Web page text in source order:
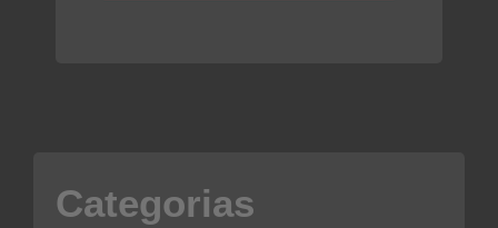
Categorias